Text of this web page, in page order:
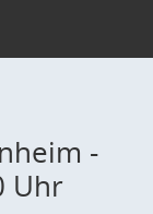
-
Uhr